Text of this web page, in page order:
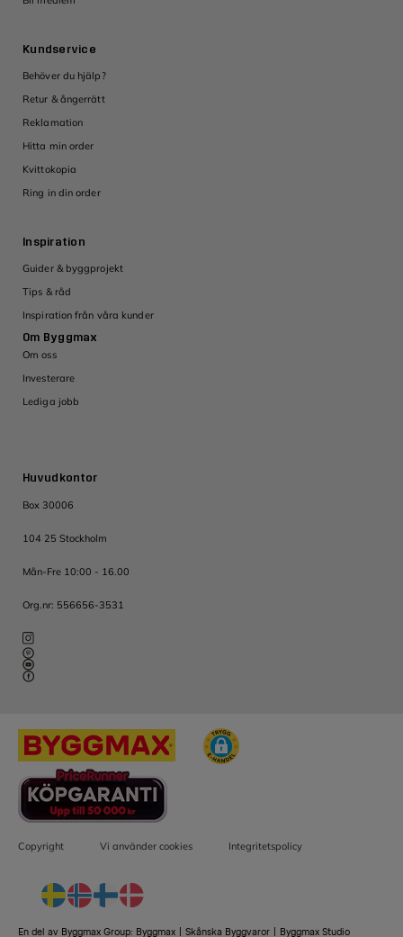
Huvudkontor
Box 30006
104 25 Stockholm
Mån-Fre 10:00 - 16.00
Org.nr: 556656-3531
Kundservice
Behöver du hjälp?
Retur & ångerrätt
Reklamation
Hitta min order
Kvittokopia
Ring in din order
Inspiration
Guider & byggprojekt
Tips & råd
Inspiration från våra kunder
Om Byggmax
Om oss
Investerare
Lediga jobb
Copyright Vi använder cookies Integritetspolicy
En del av Byggmax Group: Byggmax Skånska Byggvaror Byggmax Studio